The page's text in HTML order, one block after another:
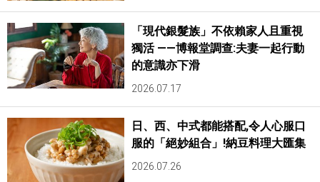
「現代銀髮族」不依賴家人且重視
獨活 ——博報堂調查:夫妻一起行動
的意識亦下滑
2026.07.17
日、西、中式都能搭配,令人心服口
服的「絕妙組合」!納豆料理大匯集
2026.07.26